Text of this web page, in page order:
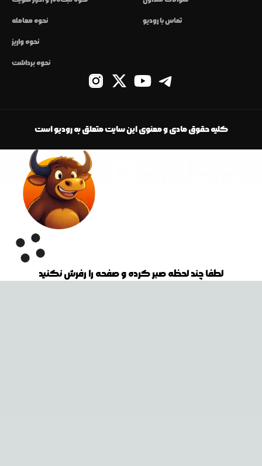
نحوه معامله
نحوه واریز
نحوه برداشت
تماس با رودیو
کلیه حقوق مادی و معنوی این سایت متعلق به رودیو است
لطفا چند لحظه صبر کرده و صفحه را رفرش نکنید